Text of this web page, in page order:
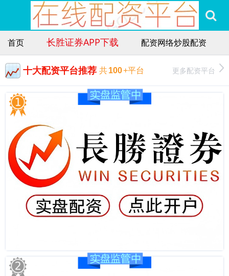
首页 长胜证券APP下载 配资网络炒股配资
十大配资平台推荐 共100+平台 更多配资平台